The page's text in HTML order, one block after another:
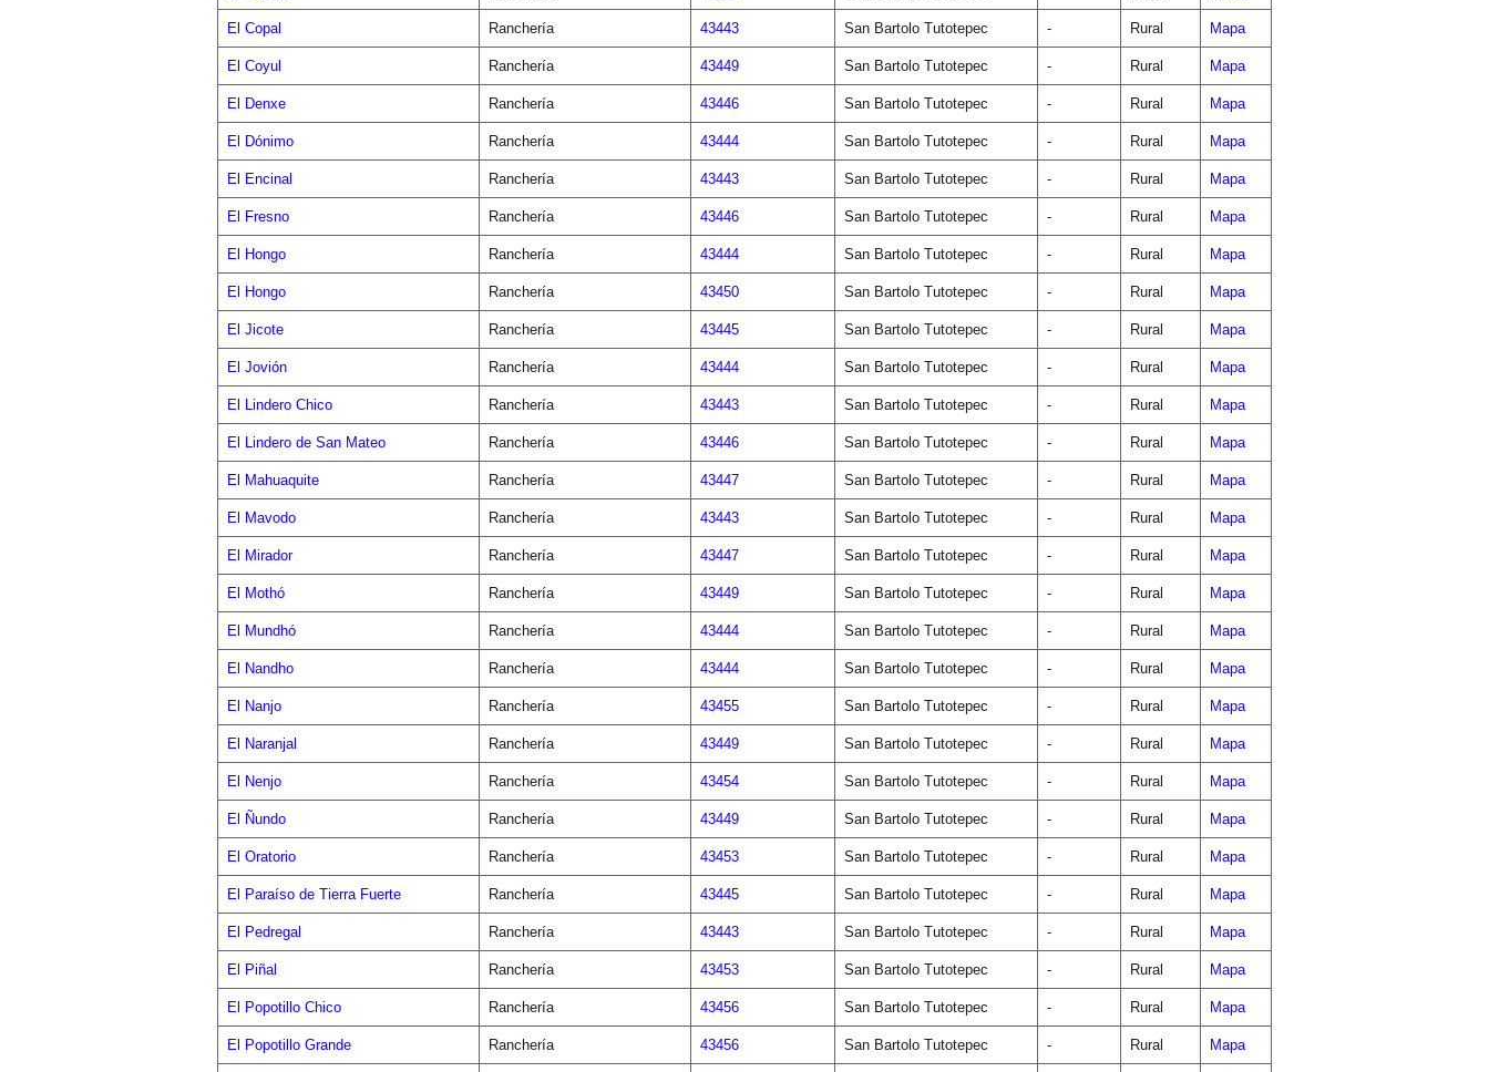
El Copal Ranchería 43443 San Bartolo Tutotepec - Rural Mapa
El Coyul Ranchería 43449 San Bartolo Tutotepec - Rural Mapa
El Denxe Ranchería 43446 San Bartolo Tutotepec - Rural Mapa
El Dónimo Ranchería 43444 San Bartolo Tutotepec - Rural Mapa
El Encinal Ranchería 43443 San Bartolo Tutotepec - Rural Mapa
El Fresno Ranchería 43446 San Bartolo Tutotepec - Rural Mapa
El Hongo Ranchería 43444 San Bartolo Tutotepec - Rural Mapa
El Hongo Ranchería 43450 San Bartolo Tutotepec - Rural Mapa
El Jicote Ranchería 43445 San Bartolo Tutotepec - Rural Mapa
El Jovión Ranchería 43444 San Bartolo Tutotepec - Rural Mapa
El Lindero Chico Ranchería 43443 San Bartolo Tutotepec - Rural Mapa
El Lindero de San Mateo Ranchería 43446 San Bartolo Tutotepec - Rural Mapa
El Mahuaquite Ranchería 43447 San Bartolo Tutotepec - Rural Mapa
El Mavodo Ranchería 43443 San Bartolo Tutotepec - Rural Mapa
El Mirador Ranchería 43447 San Bartolo Tutotepec - Rural Mapa
El Mothó Ranchería 43449 San Bartolo Tutotepec - Rural Mapa
El Mundhó Ranchería 43444 San Bartolo Tutotepec - Rural Mapa
El Nandho Ranchería 43444 San Bartolo Tutotepec - Rural Mapa
El Nanjo Ranchería 43455 San Bartolo Tutotepec - Rural Mapa
El Naranjal Ranchería 43449 San Bartolo Tutotepec - Rural Mapa
El Nenjo Ranchería 43454 San Bartolo Tutotepec - Rural Mapa
El Ñundo Ranchería 43449 San Bartolo Tutotepec - Rural Mapa
El Oratorio Ranchería 43453 San Bartolo Tutotepec - Rural Mapa
El Paraíso de Tierra Fuerte Ranchería 43445 San Bartolo Tutotepec - Rural Mapa
El Pedregal Ranchería 43443 San Bartolo Tutotepec - Rural Mapa
El Piñal Ranchería 43453 San Bartolo Tutotepec - Rural Mapa
El Popotillo Chico Ranchería 43456 San Bartolo Tutotepec - Rural Mapa
El Popotillo Grande Ranchería 43456 San Bartolo Tutotepec - Rural Mapa